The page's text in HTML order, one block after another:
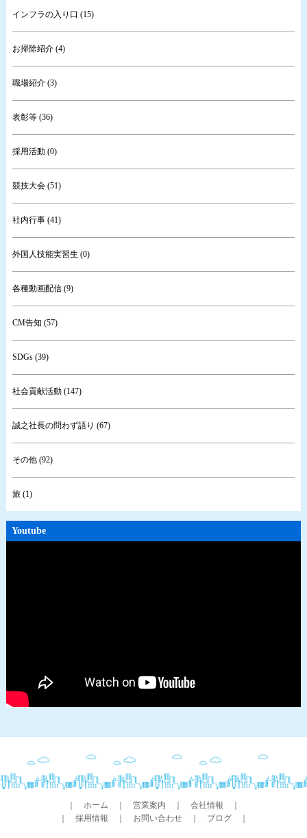
インフラの入り口 (15)
お掃除紹介 (4)
職場紹介 (3)
表彰等 (36)
採用活動 (0)
競技大会 (51)
社内行事 (41)
外国人技能実習生 (0)
各種動画配信 (9)
CM告知 (57)
SDGs (39)
社会貢献活動 (147)
誠之社長の問わず語り (67)
その他 (92)
旅 (1)
Youtube
｜ ホーム ｜ 営業案内 ｜ 会社情報 ｜
｜
採用情報 ｜ お問い合わせ ｜ ブログ ｜